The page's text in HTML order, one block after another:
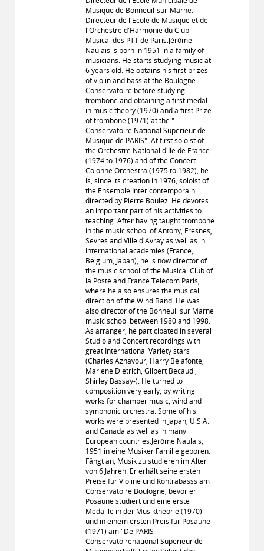
Musique de Bonneuil-sur-Marne.
Directeur de l'Ecole de Musique et de
l'Orchestre d'Harmonie du Club
Musical des PTT de Paris.Jérôme
Naulais is born in 1951 in a family of
musicians. He starts studying music at
6 years old. He obtains his first prizes
of violin and bass at the Boulogne
Conservatoire before studying
trombone and obtaining a first medal
in music theory (1970) and a first Prize
of trombone (1971) at the "
Conservatoire National Superieur de
Musique de PARIS". At first soloist of
the Orchestre National d'Ile de France
(1974 to 1976) and of the Concert
Colonne Orchestra (1975 to 1982), he
is, since its creation in 1976, soloist of
the Ensemble Inter contemporain
directed by Pierre Boulez. He devotes
an important part of his activities to
teaching. After having taught trombone
in the music school of Antony, Fresnes,
Sevres and Ville d'Avray as well as in
international academies (France,
Belgium, Japan), he is now director of
the music school of the Musical Club of
la Poste and France Telecom Paris,
where he also ensures the musical
direction of the Wind Band. He was
also director of the Bonneuil sur Marne
music school between 1980 and 1998.
As arranger, he participated in several
Studio and Concert recordings with
great International Variety stars
(Charles Aznavour, Harry Belafonte,
Marlene Dietrich, Gilbert Becaud ,
Shirley Bassay-). He turned to
composition very early, by writing
works for chamber music, wind and
symphonic orchestra. Some of his
works were presented in Japan, U.S.A.
and Canada as well as in many
European countries.Jérôme Naulais,
1951 in eine Musiker Familie geboren.
Fängt an, Musik zu studieren im Alter
von 6 Jahren. Er erhält seine ersten
Preise für Violine und Kontrabasss am
Conservatoire Boulogne, bevor er
Posaune studiert und eine erste
Medaille in der Musiktheorie (1970)
und in einem ersten Preis für Posaune
(1971) am "De PARIS
Conservatoirenational Superieur de